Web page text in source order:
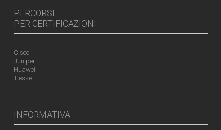
PERCORSI
PER CERTIFICAZIONI
Cisco
Juniper
Huawei
Tiesse
INFORMATIVA